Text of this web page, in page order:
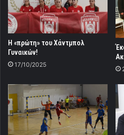
Η «πρώτη» του Χάντμπολ
Γυναικών!
17/10/2025